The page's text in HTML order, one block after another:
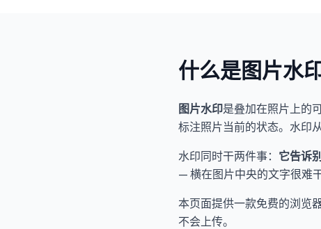
什么是图片水印
图片水印是叠加在照片上的
标注照片当前的状态。水印
水印同时干两件事： 它告诉
— 横在图片中央的文字很难
本页面提供一款免费的浏览
不会上传。